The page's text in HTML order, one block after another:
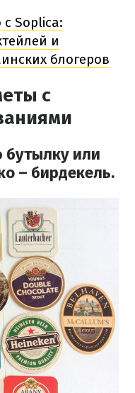
с Soplica:
и
блогеров
с
бутылку или
– бирдекель.